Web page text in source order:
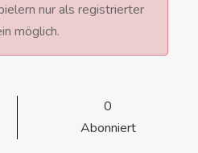
nur als registrierter
möglich.
0
Abonniert